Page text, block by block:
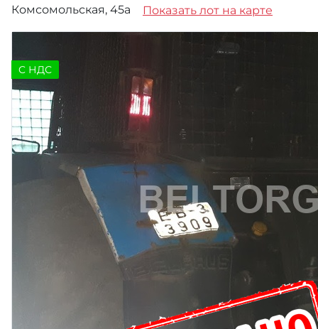
Комсомольская, 45а
Показать лот на карте
C НДС